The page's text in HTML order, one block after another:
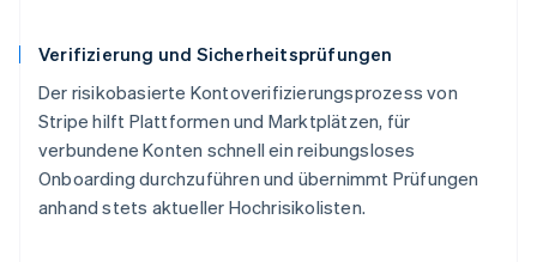
Verifizierung und Sicherheitsprüfungen
Der risikobasierte Kontoverifizierungsprozess von
Stripe hilft Plattformen und Marktplätzen, für
verbundene Konten schnell ein reibungsloses
Onboarding durchzuführen und übernimmt Prüfungen
anhand stets aktueller Hochrisikolisten.